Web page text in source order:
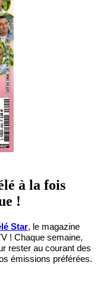
à la fois
!
Star, le magazine
! Chaque semaine,
rester au courant des
émissions préférées.